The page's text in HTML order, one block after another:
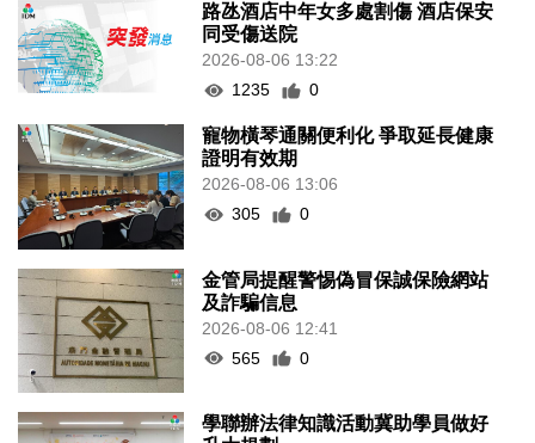
路氹酒店中年女多處割傷 酒店保安
同受傷送院
2026-08-06 13:22
1235
0
寵物橫琴通關便利化 爭取延長健康
證明有效期
2026-08-06 13:06
305
0
金管局提醒警惕偽冒保誠保險網站
及詐騙信息
2026-08-06 12:41
565
0
學聯辦法律知識活動冀助學員做好